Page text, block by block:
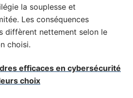
la souplesse et
Les conséquences
diffèrent nettement selon le
choisi.
efficaces en cybersécurité
choix